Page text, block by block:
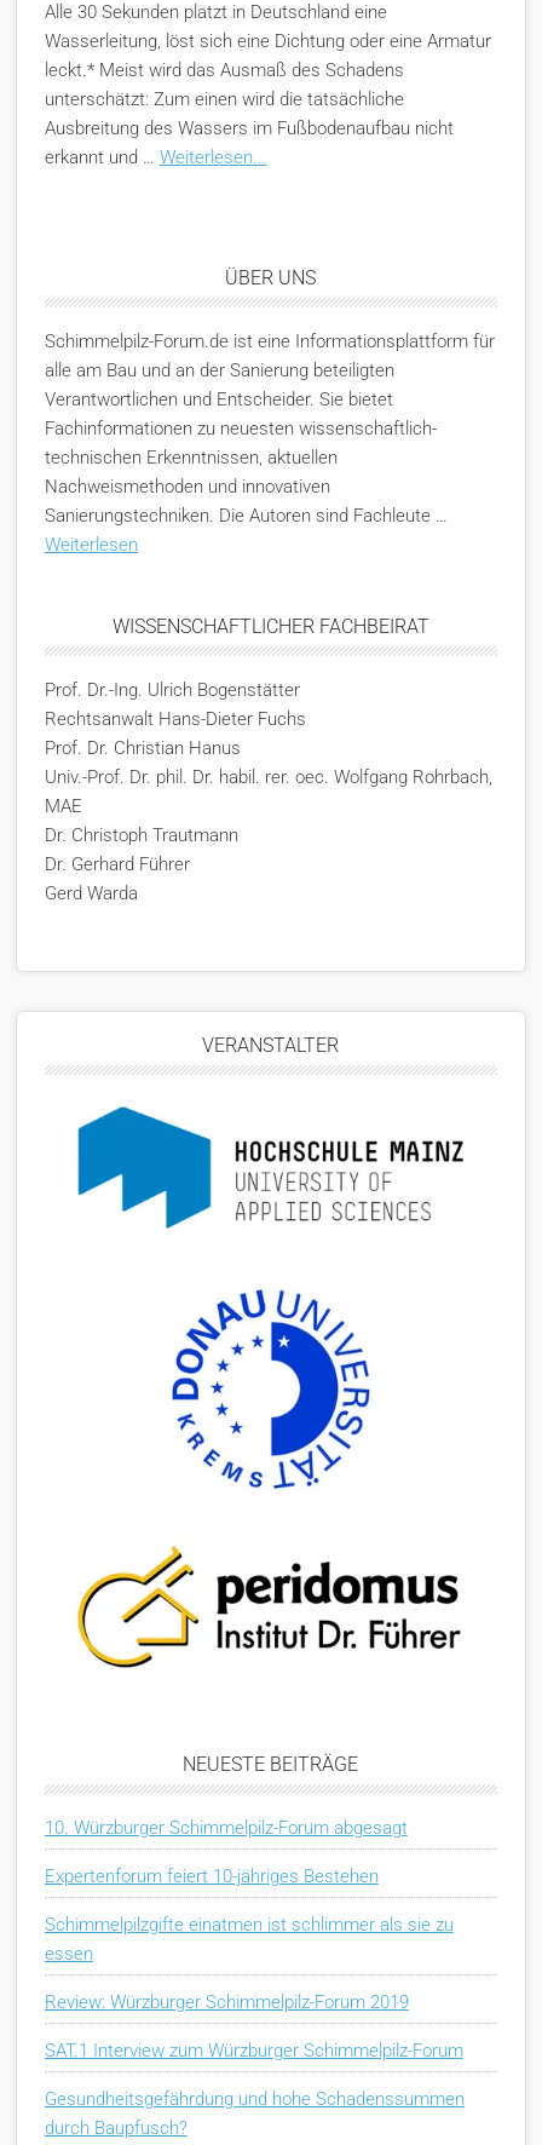
Alle 30 Sekunden platzt in Deutschland eine
Wasserleitung, löst sich eine Dichtung oder eine Armatur
leckt.* Meist wird das Ausmaß des Schadens
unterschätzt: Zum einen wird die tatsächliche
Ausbreitung des Wassers im Fußbodenaufbau nicht
erkannt und … Weiterlesen...
ÜBER UNS
Schimmelpilz-Forum.de ist eine Informationsplattform für
alle am Bau und an der Sanierung beteiligten
Verantwortlichen und Entscheider. Sie bietet
Fachinformationen zu neuesten wissenschaftlich-
technischen Erkenntnissen, aktuellen
Nachweismethoden und innovativen
Sanierungstechniken. Die Autoren sind Fachleute …
Weiterlesen
WISSENSCHAFTLICHER FACHBEIRAT
Prof. Dr.-Ing. Ulrich Bogenstätter
Rechtsanwalt Hans-Dieter Fuchs
Prof. Dr. Christian Hanus
Univ.-Prof. Dr. phil. Dr. habil. rer. oec. Wolfgang Rohrbach,
MAE
Dr. Christoph Trautmann
Dr. Gerhard Führer
Gerd Warda
VERANSTALTER
NEUESTE BEITRÄGE
10. Würzburger Schimmelpilz-Forum abgesagt
Expertenforum feiert 10-jähriges Bestehen
Schimmelpilzgifte einatmen ist schlimmer als sie zu
essen
Review: Würzburger Schimmelpilz-Forum 2019
SAT.1 Interview zum Würzburger Schimmelpilz-Forum
Gesundheitsgefährdung und hohe Schadenssummen
durch Baupfusch?